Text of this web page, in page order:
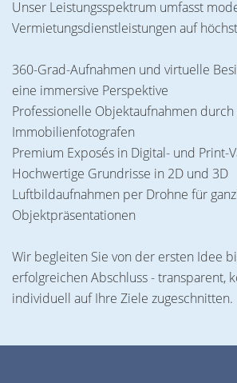
Unser Leistungsspektrum umfasst
Vermietungsdienstleistungen auf
360-Grad-Aufnahmen und virtuelle
eine immersive Perspektive
Professionelle Objektaufnahmen
Immobilienfotografen
Premium Exposés in Digital- und Print-
Hochwertige Grundrisse in 2D und 3D
Luftbildaufnahmen per Drohne für
Objektpräsentationen
Wir begleiten Sie von der ersten Idee
erfolgreichen Abschluss - transparent,
individuell auf Ihre Ziele zugeschnitten.